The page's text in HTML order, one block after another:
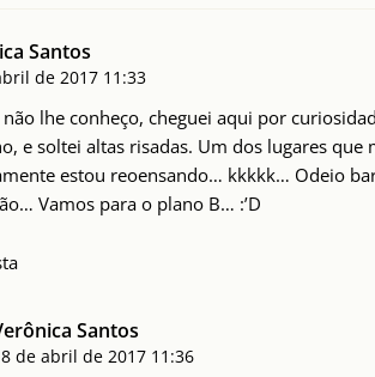
Santos
de 2017 11:33
não lhe conheço, cheguei aqui por
e soltei altas risadas. Um dos lugares
estou reoensando… kkkkk… Odeio
Vamos para o plano B… :’D
Santos
de abril de 2017 11:36